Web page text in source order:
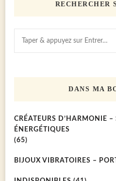
RECHERCHER
Vous
recherchiez
DANS MA
CRÉATEURS D’HARMONIE –
ÉNERGÉTIQUES
(65)
BIJOUX VIBRATOIRES –